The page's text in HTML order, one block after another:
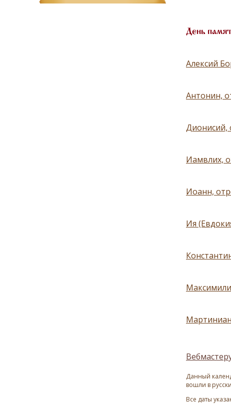
День
Алексий
Антонин,
Дионисий,
Иамвлих,
Иоанн,
Ия
Данный
вошли в
Все даты